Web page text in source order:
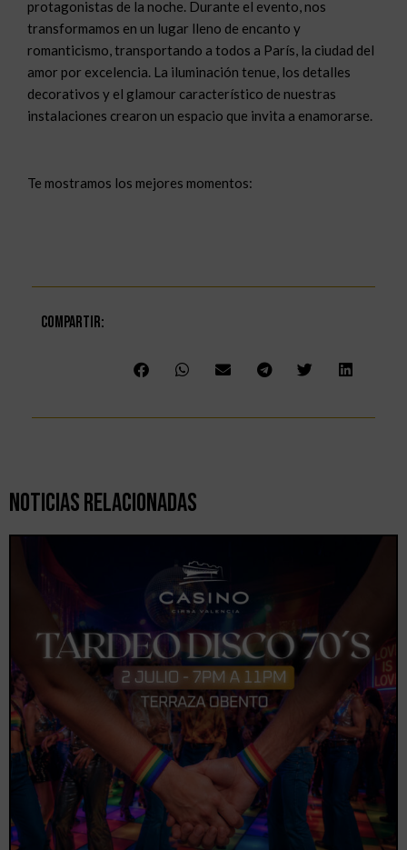
protagonistas de la noche. Durante el evento, nos
transformamos en un lugar lleno de encanto y
romanticismo, transportando a todos a París, la ciudad del
amor por excelencia. La iluminación tenue, los detalles
decorativos y el glamour característico de nuestras
instalaciones crearon un espacio que invita a enamorarse.
Te mostramos los mejores momentos:
Compartir:
Noticias Relacionadas